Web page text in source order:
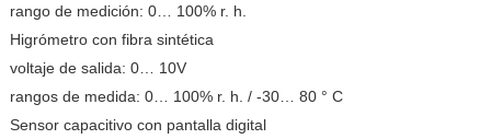
rango de medición: 0… 100% r. h.
Higrómetro con fibra sintética
voltaje de salida: 0… 10V
rangos de medida: 0… 100% r. h. / -30… 80 ° C
Sensor capacitivo con pantalla digital